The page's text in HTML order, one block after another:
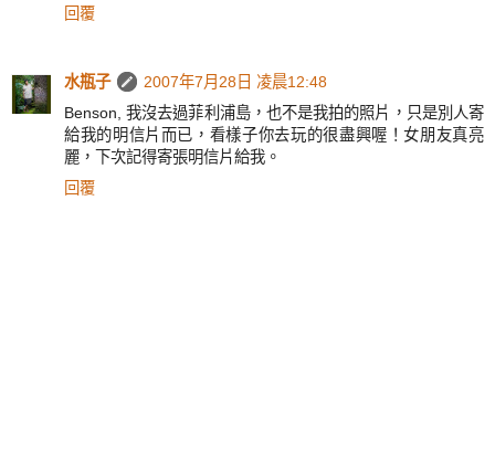
回覆
水瓶子
2007年7月28日 凌晨12:48
Benson, 我沒去過菲利浦島，也不是我拍的照片，只是別人寄
給我的明信片而已，看樣子你去玩的很盡興喔！女朋友真亮
麗，下次記得寄張明信片給我。
回覆